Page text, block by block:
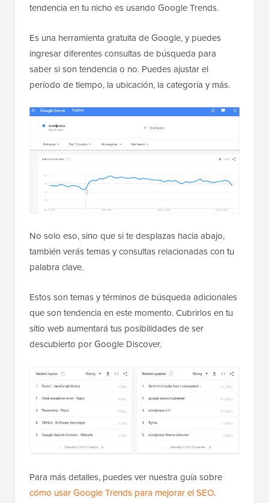
tendencia en tu nicho es usando Google Trends.
Es una herramienta gratuita de Google, y puedes
ingresar diferentes consultas de búsqueda para
saber si son tendencia o no. Puedes ajustar el
período de tiempo, la ubicación, la categoría y más.
No solo eso, sino que si te desplazas hacia abajo,
también verás temas y consultas relacionadas con tu
palabra clave.
Estos son temas y términos de búsqueda adicionales
que son tendencia en este momento. Cubrirlos en tu
sitio web aumentará tus posibilidades de ser
descubierto por Google Discover.
Para más detalles, puedes ver nuestra guía sobre
cómo usar Google Trends para mejorar el SEO.